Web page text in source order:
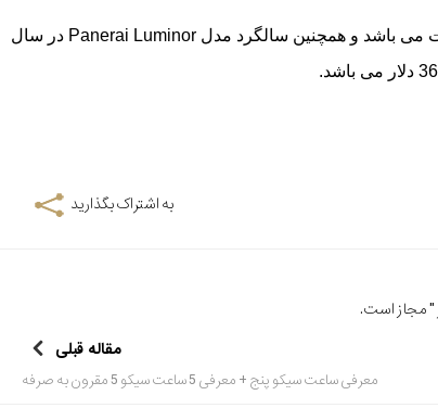
باشد (این تعداد سال دقیقاً برابر با تعداد تولید محدود خود ساعت می باشد و همچنین سالگرد مدل Panerai Luminor در سال
به اشتراک بگذارید
" مجاز است.
مقاله قبلی
معرفی ساعت سیکو پنج + معرفی 5 ساعت سیکو 5 مقرون به صرفه